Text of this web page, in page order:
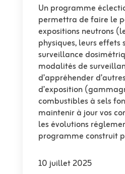
Un programme
permettra de faire le
expositions neutrons
physiques, leurs effets
surveillance
modalités de
d’appréhender
d’exposition
combustibles à sels
maintenir à jour vos
les évolutions
programme construit
10 juillet 2025